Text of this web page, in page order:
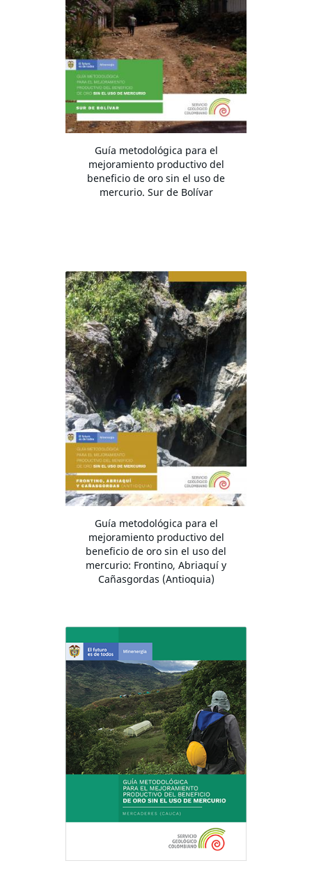
Guía metodológica para el
mejoramiento productivo del
beneficio de oro sin el uso de
mercurio. Sur de Bolívar
Guía metodológica para el
mejoramiento productivo del
beneficio de oro sin el uso del
mercurio: Frontino, Abriaquí y
Cañasgordas (Antioquia)